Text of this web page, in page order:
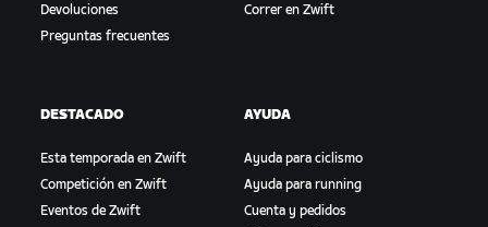
Devoluciones
Preguntas frecuentes
Correr en Zwift
DESTACADO
Esta temporada en Zwift
Competición en Zwift
Eventos de Zwift
AYUDA
Ayuda para ciclismo
Ayuda para running
Cuenta y pedidos